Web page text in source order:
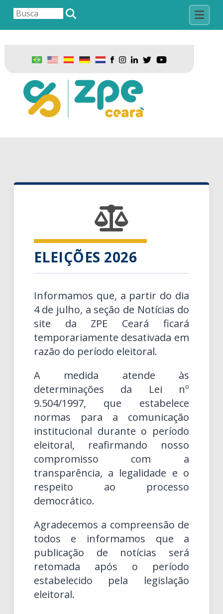
ELEIÇÕES 2026
Informamos que, a partir do dia
4 de julho, a seção de Notícias do
site da ZPE Ceará ficará
temporariamente desativada em
razão do período eleitoral.
A medida atende às
determinações da Lei nº
9.504/1997, que estabelece
normas para a comunicação
institucional durante o período
eleitoral, reafirmando nosso
compromisso com a
transparência, a legalidade e o
respeito ao processo
democrático.
Agradecemos a compreensão de
todos e informamos que a
publicação de notícias será
retomada após o período
estabelecido pela legislação
eleitoral.